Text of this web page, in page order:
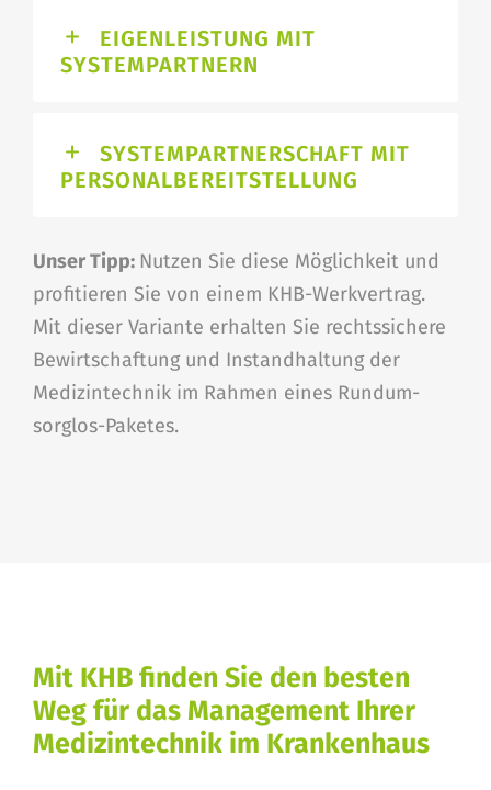
EIGENLEISTUNG MIT
SYSTEMPARTNERN
SYSTEMPARTNERSCHAFT MIT
PERSONALBEREITSTELLUNG
Unser Tipp: Nutzen Sie diese Möglichkeit und
profitieren Sie von einem KHB-Werkvertrag.
Mit dieser Variante erhalten Sie rechtssichere
Bewirtschaftung und Instandhaltung der
Medizintechnik im Rahmen eines Rundum-
sorglos-Paketes.
Mit KHB finden Sie den besten
Weg für das Management Ihrer
Medizintechnik im Krankenhaus